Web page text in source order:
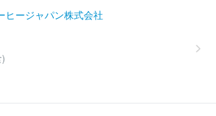
ヒージャパン株式会社